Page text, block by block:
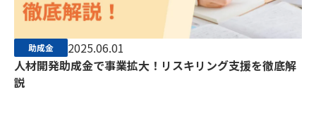
助成金
2025.06.01
人材開発助成金で事業拡大！リスキリング支援を徹底解
説